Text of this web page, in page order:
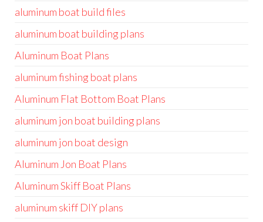
aluminum boat build files
aluminum boat building plans
Aluminum Boat Plans
aluminum fishing boat plans
Aluminum Flat Bottom Boat Plans
aluminum jon boat building plans
aluminum jon boat design
Aluminum Jon Boat Plans
Aluminum Skiff Boat Plans
aluminum skiff DIY plans